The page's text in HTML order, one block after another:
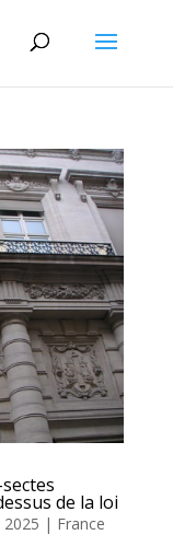
de la loi
2025 | France